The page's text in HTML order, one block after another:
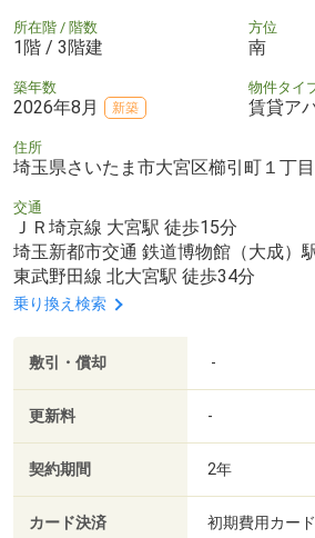
所在階 / 階数
1階 / 3階建
方位
南
築年数
2026年8月 新築
物件タイ
賃貸ア
住所
埼玉県さいたま市大宮区櫛引町１丁
交通
ＪＲ埼京線 大宮駅 徒歩15分
埼玉新都市交通 鉄道博物館（大成）
東武野田線 北大宮駅 徒歩34分
乗り換え検索
敷引・償却 -
更新料 -
契約期間 2年
カード決済 初期費用カー